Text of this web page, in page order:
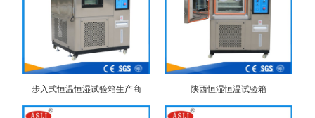
步入式恒温恒湿试验箱生产商 陕西恒湿恒温试验箱